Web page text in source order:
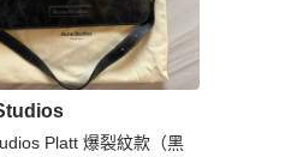
Platt 爆裂紋款（黑